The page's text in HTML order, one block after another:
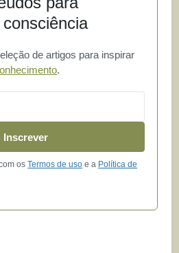
de artigos para inspirar
.
Inscrever
osTermos de uso e a Política de